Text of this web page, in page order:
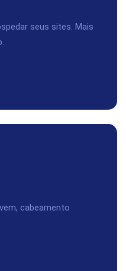
seus sites. Mais
cabeamento